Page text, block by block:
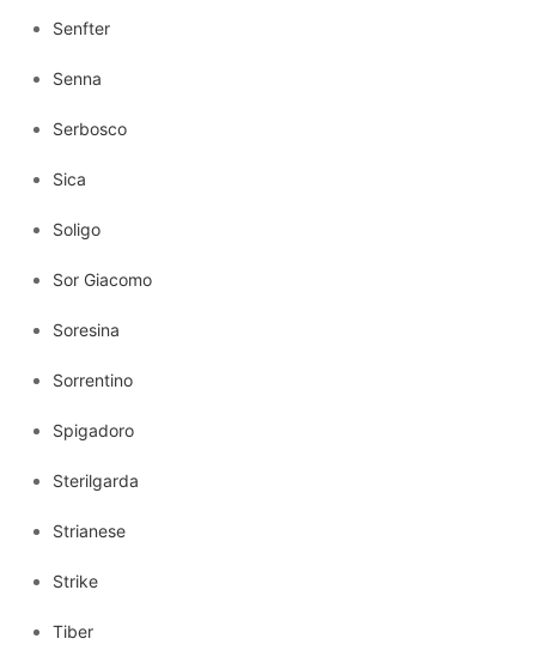
Senfter
Senna
Serbosco
Sica
Soligo
Sor Giacomo
Soresina
Sorrentino
Spigadoro
Sterilgarda
Strianese
Strike
Tiber